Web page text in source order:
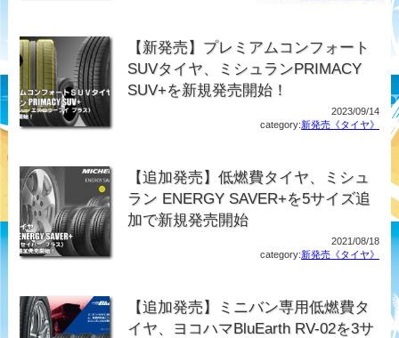
【新発売】プレミアムコンフォート
SUVタイヤ、ミシュランPRIMACY
SUV+を新規発売開始！
2023/09/14
category:新発売《タイヤ》
【追加発売】低燃費タイヤ、ミシュ
ラン ENERGY SAVER+を5サイズ追
加で新規発売開始
2021/08/18
category:新発売《タイヤ》
【追加発売】ミニバン専用低燃費タ
イヤ、ヨコハマBluEarth RV-02を3サ